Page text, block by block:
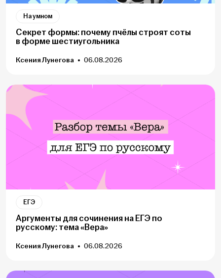
На умном
Секрет формы: почему пчёлы строят соты
в форме шестиугольника
Ксения Лунегова 06.08.2026
ЕГЭ
Аргументы для сочинения на ЕГЭ по
русскому: тема «Вера»
Ксения Лунегова 06.08.2026